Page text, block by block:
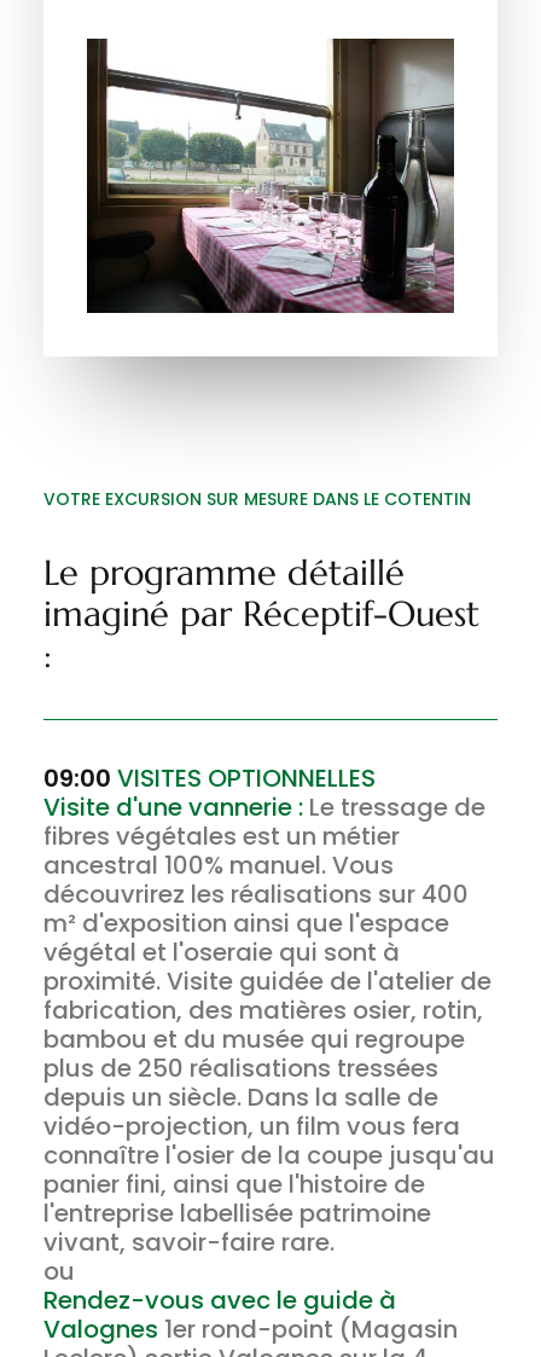
VOTRE EXCURSION SUR MESURE DANS LE COTENTIN
Le programme détaillé
imaginé par Réceptif-Ouest
:
09:00 VISITES OPTIONNELLES
Visite d'une vannerie : Le tressage de
fibres végétales est un métier
ancestral 100% manuel. Vous
découvrirez les réalisations sur 400
m² d'exposition ainsi que l'espace
végétal et l'oseraie qui sont à
proximité. Visite guidée de l'atelier de
fabrication, des matières osier, rotin,
bambou et du musée qui regroupe
plus de 250 réalisations tressées
depuis un siècle. Dans la salle de
vidéo-projection, un film vous fera
connaître l'osier de la coupe jusqu'au
panier fini, ainsi que l'histoire de
l'entreprise labellisée patrimoine
vivant, savoir-faire rare.
ou
Rendez-vous avec le guide à
Valognes 1er rond-point (Magasin